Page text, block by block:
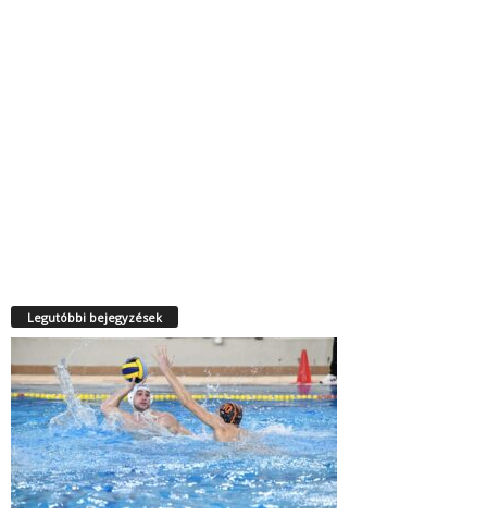
Legutóbbi bejegyzések